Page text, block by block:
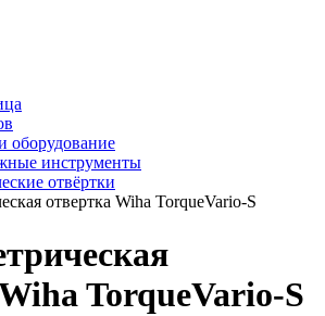
оборудование
инструменты
отвёртки
отвертка Wiha TorqueVario-S
TorqueVario-S